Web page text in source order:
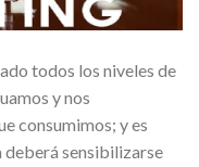
todos los niveles de
y nos
consumimos; y es
deberá sensibilizarse